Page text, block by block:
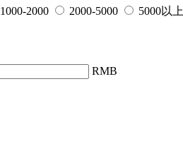
1000-2000 2000-5000 5000以上
RMB